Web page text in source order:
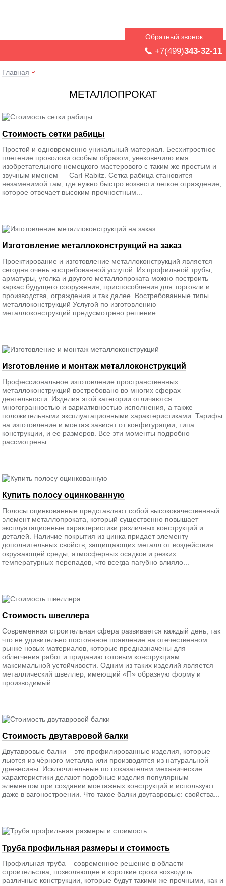
Обратный звонок
+7(499)343-32-11
Главная
МЕТАЛЛОПРОКАТ
Стоимость сетки рабицы
Простой и одновременно уникальный материал. Бесхитростное
плетение проволоки особым образом, увековечило имя
изобретательного немецкого мастерового с таким же простым и
звучным именем — Carl Rabitz. Сетка рабица становится
незаменимой там, где нужно быстро возвести легкое ограждение,
которое отвечает высоким прочностным...
Изготовление металлоконструкций на заказ
Проектирование и изготовление металлоконструкций является
сегодня очень востребованной услугой. Из профильной трубы,
арматуры, уголка и другого металлопроката можно построить
каркас будущего сооружения, приспособления для торговли и
производства, ограждения и так далее. Востребованные типы
металлоконструкций Услугой по изготовлению
металлоконструкций предусмотрено решение...
Изготовление и монтаж металлоконструкций
Профессиональное изготовление пространственных
металлоконструкций востребовано во многих сферах
деятельности. Изделия этой категории отличаются
многогранностью и вариативностью исполнения, а также
положительными эксплуатационными характеристиками. Тарифы
на изготовление и монтаж зависят от конфигурации, типа
конструкции, и ее размеров. Все эти моменты подробно
рассмотрены...
Купить полосу оцинкованную
Полосы оцинкованные представляют собой высококачественный
элемент металлопроката, который существенно повышает
эксплуатационные характеристики различных конструкций и
деталей. Наличие покрытия из цинка придает элементу
дополнительных свойств, защищающих металл от воздействия
окружающей среды, атмосферных осадков и резких
температурных перепадов, что всегда пагубно влияло...
Стоимость швеллера
Современная строительная сфера развивается каждый день, так
что не удивительно постоянное появление на отечественном
рынке новых материалов, которые предназначены для
облегчения работ и приданию готовым конструкциям
максимальной устойчивости. Одним из таких изделий является
металлический швеллер, имеющий «П» образную форму и
производимый...
Стоимость двутавровой балки
Двутавровые балки – это профилированные изделия, которые
льются из чёрного металла или производятся из натуральной
древесины. Исключительные по показателям механические
характеристики делают подобные изделия популярным
элементом при создании монтажных конструкций и используют
даже в вагоностроении. Что такое балки двутавровые: свойства...
Труба профильная размеры и стоимость
Профильная труба – современное решение в области
строительства, позволяющее в короткие сроки возводить
различные конструкции, которые будут такими же прочными, как и